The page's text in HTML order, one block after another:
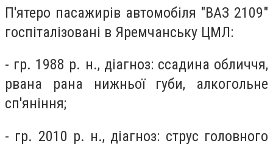
П'ятеро пасажирів автомобіля "ВАЗ 2109"
госпіталізовані в Яремчанську ЦМЛ:
- гр. 1988 р. н., діагноз: ссадина обличчя,
рвана рана нижньої губи, алкогольне
сп'яніння;
- гр. 2010 р. н., діагноз: струс головного